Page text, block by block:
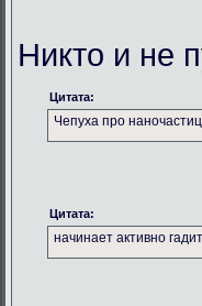
Никто и не
Цитата:
Чепуха про
Цитата:
начинает активно